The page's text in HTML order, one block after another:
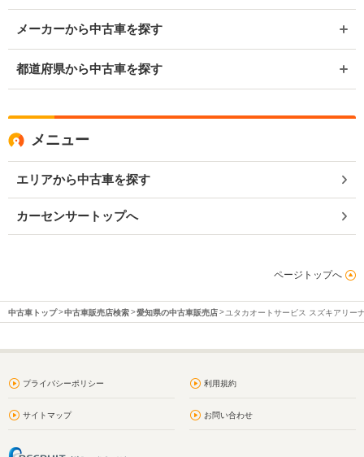
メーカーから中古車を探す
都道府県から中古車を探す
メニュー
エリアから中古車を探す
カーセンサートップへ
ページトップへ
中古車トップ 中古車販売店検索 愛知県の中古車販売店 ユタカオートサービス スズキアリー
プライバシーポリシー 利用規約
サイトマップ お問い合わせ